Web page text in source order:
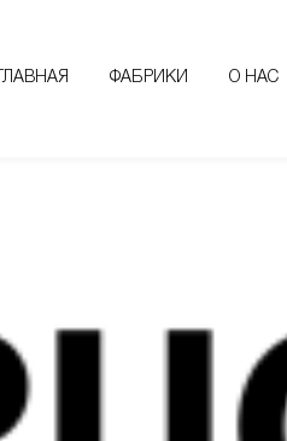
ГЛАВНАЯ ФАБРИКИ О НАС